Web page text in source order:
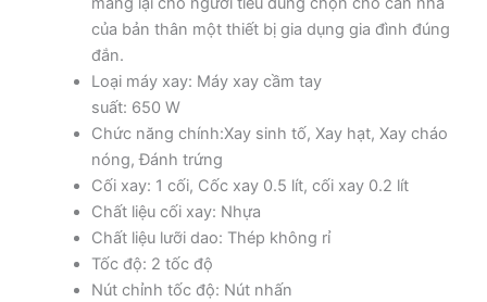
của bản thân một thiết bị gia dụng gia đình đúng
đắn.
Loại máy xay: Máy xay cầm tay
suất: 650 W
Chức năng chính:Xay sinh tố, Xay hạt, Xay cháo
nóng, Đánh trứng
Cối xay: 1 cối, Cốc xay 0.5 lít, cối xay 0.2 lít
Chất liệu cối xay: Nhựa
Chất liệu lưỡi dao: Thép không rỉ
Tốc độ: 2 tốc độ
Nút chỉnh tốc độ: Nút nhấn